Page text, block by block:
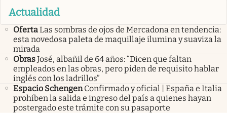
Actualidad
OfertaLas sombras de ojos de Mercadona en tendencia:
esta novedosa paleta de maquillaje ilumina y suaviza la
mirada
ObrasJosé, albañil de 64 años: “Dicen que faltan
empleados en las obras, pero piden de requisito hablar
inglés con los ladrillos”
Espacio Schengen Confirmado y oficial | España e Italia
prohíben la salida e ingreso del país a quienes hayan
postergado este trámite con su pasaporte